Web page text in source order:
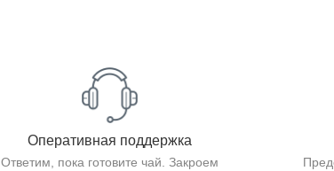
Оперативная поддержка
Ответим, пока готовите чай. Закроем